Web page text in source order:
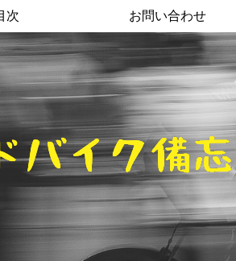
次 お問い合わせ